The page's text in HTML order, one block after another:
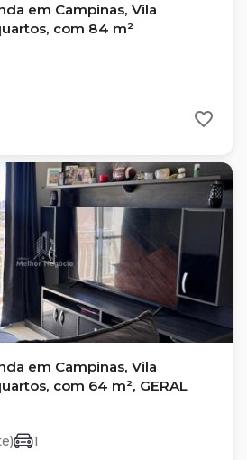
em Campinas, Vila
com 84 m²
em Campinas, Vila
com 64 m², GERAL
1